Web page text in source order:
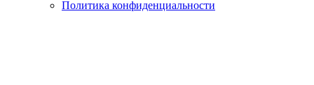
Политика конфиденциальности